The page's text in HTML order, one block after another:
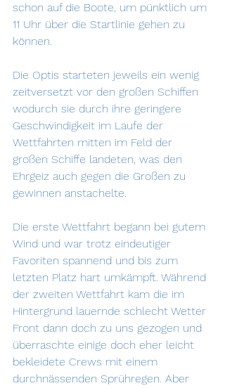
schon auf die Boote, um pünktlich um
11 Uhr über die Startlinie gehen zu
können.
Die Optis starteten jeweils ein wenig
zeitversetzt vor den großen Schiffen
wodurch sie durch ihre geringere
Geschwindigkeit im Laufe der
Wettfahrten mitten im Feld der
großen Schiffe landeten, was den
Ehrgeiz auch gegen die Großen zu
gewinnen anstachelte.
Die erste Wettfahrt begann bei gutem
Wind und war trotz eindeutiger
Favoriten spannend und bis zum
letzten Platz hart umkämpft. Während
der zweiten Wettfahrt kam die im
Hintergrund lauernde schlecht Wetter
Front dann doch zu uns gezogen und
überraschte einige doch eher leicht
bekleidete Crews mit einem
durchnässenden Sprühregen. Aber